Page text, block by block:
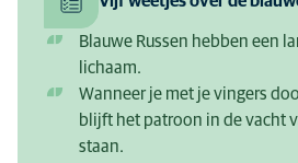
Blauwe Russen hebben een
lichaam.
Wanneer je met je vingers
blijft het patroon in de vacht
staan.